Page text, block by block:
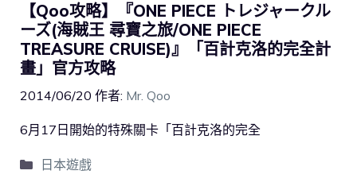
【Qoo攻略】『ONE PIECE トレジャークル
ーズ(海賊王 尋寶之旅/ONE PIECE
TREASURE CRUISE)』「百計克洛的完全計
畫」官方攻略
2014/06/20 作者: Mr. Qoo
6月17日開始的特殊關卡「百計克洛的完全
日本遊戲